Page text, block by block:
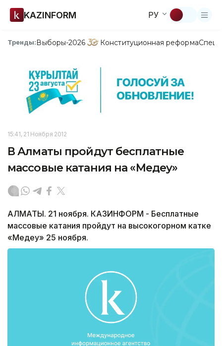
KAZINFORM РУ
Тренды:Выборы-2026 Конституционная реформа
15:41, 21 Ноября 2012
В Алматы пройдут бесплатные
массовые катания на «Медеу»
АЛМАТЫ. 21 ноября. КАЗИНФОРМ - Бесплатные
массовые катания пройдут на высокогорном катке
«Медеу» 25 ноября.